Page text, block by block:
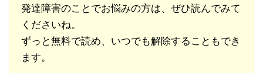
発達障害のことでお悩みの方は、ぜひ読んでみて
くださいね。
ずっと無料で読め、いつでも解除することもでき
ます。